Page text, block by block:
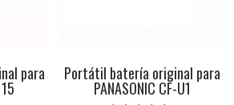
para Portátil batería original para
PANASONIC CF-U1